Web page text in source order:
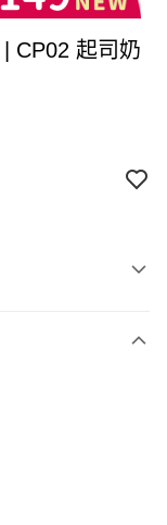
CP02 起司奶